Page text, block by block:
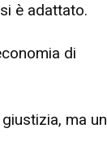
è adattato.
di
ma un